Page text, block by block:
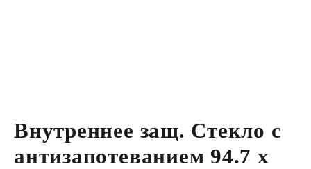
Внутреннее защ. Стекло с
антизапотеванием 94.7 x